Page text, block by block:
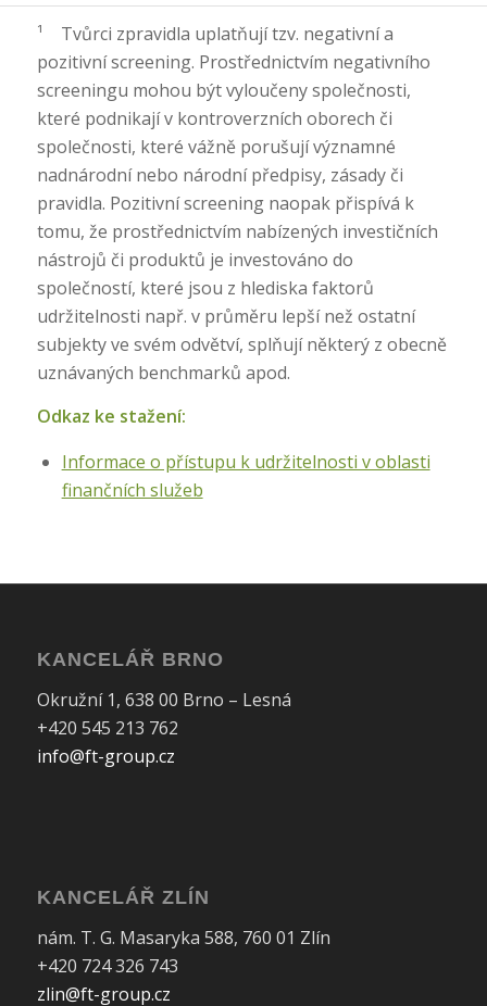
¹ Tvůrci zpravidla uplatňují tzv. negativní a
pozitivní screening. Prostřednictvím negativního
screeningu mohou být vyloučeny společnosti,
které podnikají v kontroverzních oborech či
společnosti, které vážně porušují významné
nadnárodní nebo národní předpisy, zásady či
pravidla. Pozitivní screening naopak přispívá k
tomu, že prostřednictvím nabízených investičních
nástrojů či produktů je investováno do
společností, které jsou z hlediska faktorů
udržitelnosti např. v průměru lepší než ostatní
subjekty ve svém odvětví, splňují některý z obecně
uznávaných benchmarků apod.
Odkaz ke stažení:
Informace o přístupu k udržitelnosti v oblasti
finančních služeb
KANCELÁŘ BRNO
Okružní 1, 638 00 Brno – Lesná
+420 545 213 762
info@ft-group.cz
KANCELÁŘ ZLÍN
nám. T. G. Masaryka 588, 760 01 Zlín
+420 724 326 743
zlin@ft-group.cz